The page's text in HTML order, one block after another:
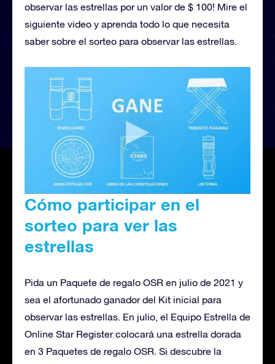
observar las estrellas por un valor de $ 100! Mire el
siguiente video y aprenda todo lo que necesita
saber sobre el sorteo para observar las estrellas.
Cómo participar en el
sorteo para ver las
estrellas
Pida un Paquete de regalo OSR en julio de 2021 y
sea el afortunado ganador del Kit inicial para
observar las estrellas. En julio, el Equipo Estrella de
Online Star Register colocará una estrella dorada
en 3 Paquetes de regalo OSR. Si descubre la